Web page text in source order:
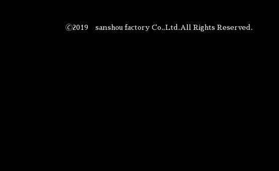
🄫2019 sanshou factory Co.,Ltd.All Rights Reserved.